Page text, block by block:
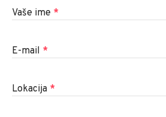
Vaše ime *
E-mail *
Lokacija *